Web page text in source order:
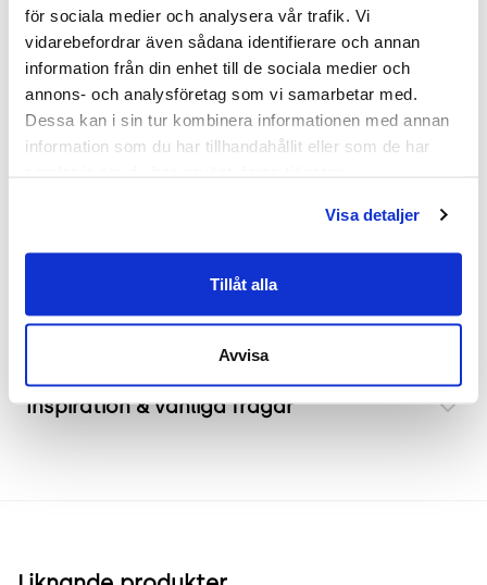
för sociala medier och analysera vår trafik. Vi
vidarebefordrar även sådana identifierare och annan
information från din enhet till de sociala medier och
annons- och analysföretag som vi samarbetar med.
Dessa kan i sin tur kombinera informationen med annan
information som du har tillhandahållit eller som de har
Visa detaljer
Tillåt alla
Avvisa
Mer om Contrast
Begagnad bordsskärm från Glimåkra, modell
Contrast, klädd i ljusgrönt tyg. Denna bordsskärm
är perfekt för arbetsmiljöer som kräver avskildhet
och ljuddämpning. Bordsskärmen passar utmärkt i
Den är idealisk för företag som vill skapa en
Frakt & leverans
Inspiration & vanliga frågar